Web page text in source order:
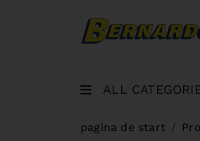
ALL
pagina de start